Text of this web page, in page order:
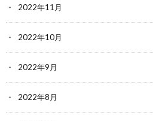
2022年11月
2022年10月
2022年9月
2022年8月